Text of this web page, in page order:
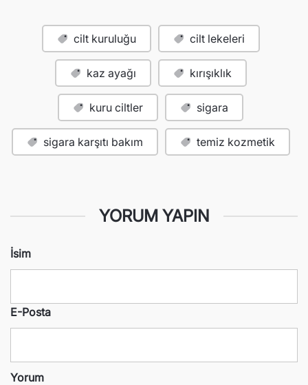
cilt kuruluğu cilt lekeleri
kaz ayağı kırışıklık
kuru ciltler sigara
sigara karşıtı bakım temiz kozmetik
YORUM YAPIN
İsim
E-Posta
Yorum